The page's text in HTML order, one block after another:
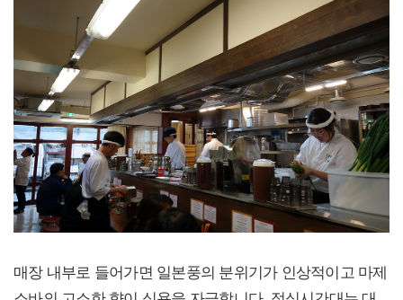
매장 내부로 들어가면 일본풍의 분위기가 인상적이고 마제